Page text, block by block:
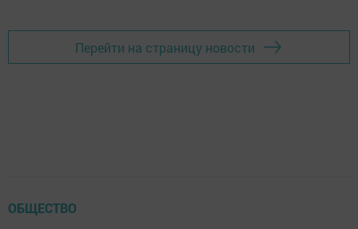
Перейти на страницу новости
ОБЩЕСТВО